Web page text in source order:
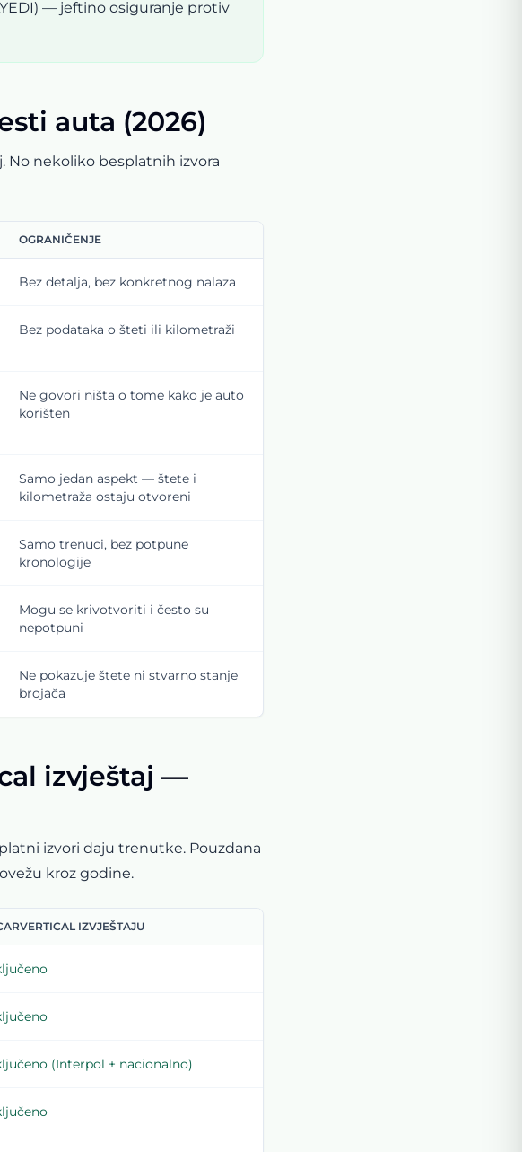
— jeftino osiguranje protiv
auta (2026)
No nekoliko besplatnih izvora
OGRANIČENJE
Bez detalja, bez konkretnog nalaza
Bez podataka o šteti ili kilometraži
Ne govori ništa o tome kako je auto
korišten
Samo jedan aspekt — štete i
kilometraža ostaju otvoreni
Samo trenuci, bez potpune
kronologije
Mogu se krivotvoriti i često su
nepotpuni
Ne pokazuje štete ni stvarno stanje
brojača
izvještaj —
izvori daju trenutke. Pouzdana
kroz godine.
IZVJEŠTAJU
(Interpol + nacionalno)